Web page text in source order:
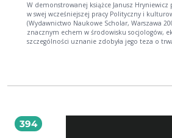
W demonstrowanej książce Janusz Hryniewicz pogłębia
w swej wcześniejszej pracy Polityczny i
(Wydawnictwo Naukowe Scholar, Warszawa 2004), której
znacznym echem w środowisku socjologów,
szczególności uznanie zdobyła jego teza o
dla Polski i innych krajów Europy Środkowo-
o wpływ polityki praw człowieka i
współczesnych społeczeństw i państw. Można mieć krytyczny stosunek do niektórych
tez dzieła Hryniewicza i sposobu ich
394